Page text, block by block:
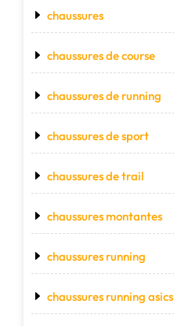
chaussures
chaussures de course
chaussures de running
chaussures de sport
chaussures de trail
chaussures montantes
chaussures running
chaussures running asics